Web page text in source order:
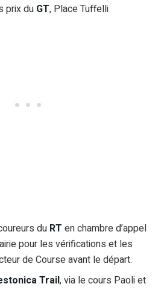
prix du GT, Place Tuffelli
du RT en chambre d’appel
pour les vérifications et les
de Course avant le départ.
Trail, via le cours Paoli et